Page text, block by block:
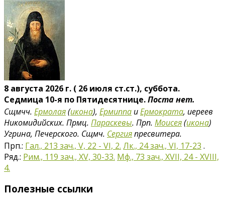
8 августа 2026 г. ( 26 июля ст.ст.), суббота.
Седмица 10-я по Пятидесятнице.Поста нет.
Сщмчч. Ермолая(икона), Ермиппа иЕрмократа, иереев
Никомидийских. Прмц. Параскевы. Прп. Моисея(икона)
Угрина, Печерского. Сщмч. Сергияпресвитера.
Прп.: Гал., 213 зач., V, 22 - VI, 2. Лк., 24 зач., VI, 17-23 .
Ряд.: Рим., 119 зач., XV, 30-33. Мф., 73 зач., XVII, 24 - XVIII,
4.
Полезные ссылки